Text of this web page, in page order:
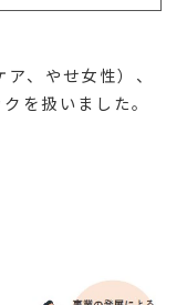
、やせ女性）、
を扱いました。